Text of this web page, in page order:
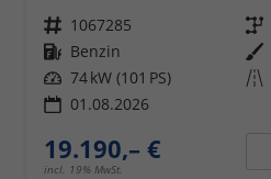
Fahrzeugnr. 1067285 Getriebe
Kraftstoff Benzin Außenfarbe
Leistung 74 kW (101 PS) Kilometerstand
01.08.2026
19.190,– €
incl. 19% MwSt.